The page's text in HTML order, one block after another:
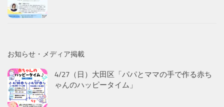
お知らせ・メディア掲載
4/27（日）大田区「パパとママの手で作る赤ち
ゃんのハッピータイム」